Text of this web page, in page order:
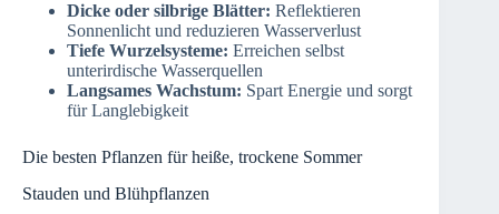
Dicke oder silbrige Blätter: Reflektieren
Sonnenlicht und reduzieren Wasserverlust
Tiefe Wurzelsysteme: Erreichen selbst
unterirdische Wasserquellen
Langsames Wachstum: Spart Energie und sorgt
für Langlebigkeit
Die besten Pflanzen für heiße, trockene Sommer
Stauden und Blühpflanzen